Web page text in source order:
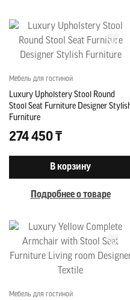
Мебель для гостиной
Luxury Upholstery Stool Round
Stool Seat Furniture Designer
Furniture
274 450 ₸
В корзину
Подробнее о товаре
Мебель для гостиной